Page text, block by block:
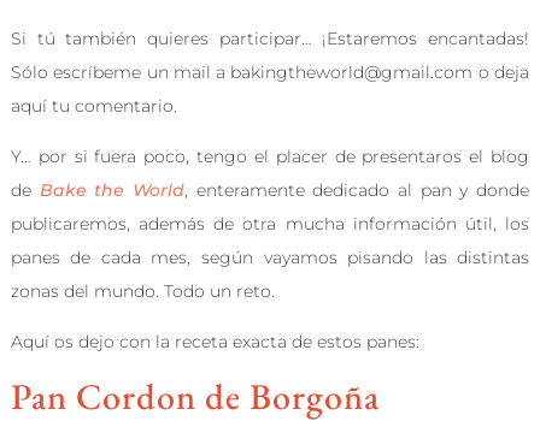
Si tú también quieres participar… ¡Estaremos encantadas!
Sólo escríbeme un mail a bakingtheworld@gmail.com o deja
aquí tu comentario.
Y… por si fuera poco, tengo el placer de presentaros el blog
de Bake the World, enteramente dedicado al pan y donde
publicaremos, además de otra mucha información útil, los
panes de cada mes, según vayamos pisando las distintas
zonas del mundo. Todo un reto.
Aquí os dejo con la receta exacta de estos panes:
Pan Cordon de Borgoña